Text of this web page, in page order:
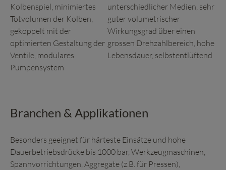
Kolbenspiel, minimiertes
Totvolumen der Kolben,
gekoppelt mit der
optimierten Gestaltung der
Ventile, modulares
Pumpensystem
unterschiedlicher Medien, sehr
guter volumetrischer
Wirkungsgrad über einen
grossen Drehzahlbereich, hohe
Lebensdauer, selbstentlüftend
Branchen & Applikationen
Besonders geeignet für härteste Einsätze und hohe
Dauerbetriebsdrücke bis 1000 bar, Werkzeugmaschinen,
Spannvorrichtungen, Aggregate (z.B. für Pressen),